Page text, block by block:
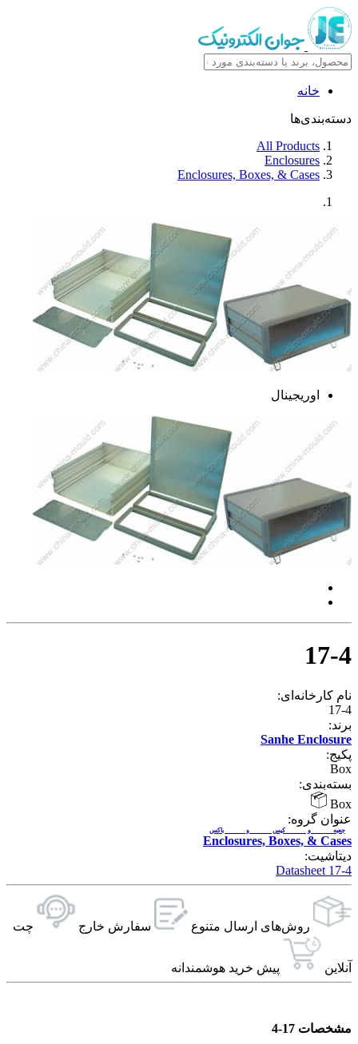
خانه
دسته‌بندی‌ها
All Products
Enclosures
Enclosures, Boxes, & Cases
اوریجینال
17-4
نام کارخانه‌ای:
17-4
برند:
Sanhe Enclosure
پکیج:
Box
بسته‌بندی:
Box
عنوان گروه:
Enclosures, Boxes, & Cases
جعبه و کیس و باکس
دیتاشیت:
17-4 Datasheet
روش‌های ارسال‌ متنوع سفارش خارج چت
آنلاین پیش خرید هوشمندانه
مشخصات 17-4